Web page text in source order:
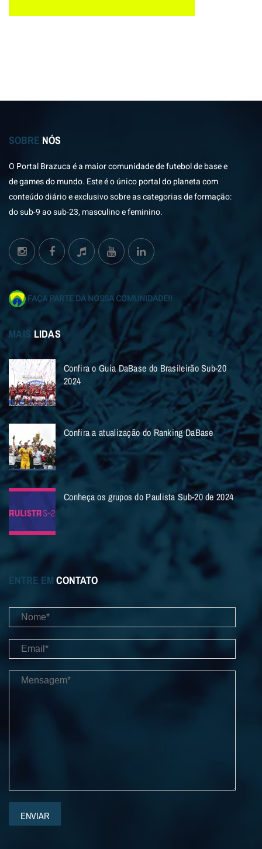
SOBRE NÓS
O Portal Brazuca é a maior comunidade de futebol de base e
de games do mundo. Este é o único portal do planeta com
conteúdo diário e exclusivo sobre as categorias de formação:
do sub-9 ao sub-23, masculino e feminino.
FAÇA PARTE DA NOSSA COMUNIDADE!!
MAIS LIDAS
Confira o Guia DaBase do Brasileirão Sub-20
2024
Confira a atualização do Ranking DaBase
Conheça os grupos do Paulista Sub-20 de 2024
ENTRE EM CONTATO
ENVIAR